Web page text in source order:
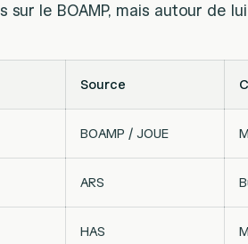
le BOAMP, mais autour de
Source
BOAMP / JOUE
ARS
HAS